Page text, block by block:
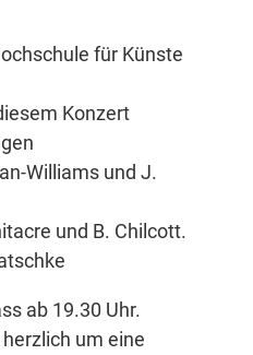
für Künste
Konzert
Williams und J.
und B. Chilcott.
ab 19.30 Uhr.
um eine